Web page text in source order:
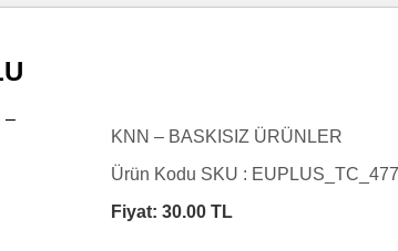
KNN – BASKISIZ ÜRÜNLER
Ürün Kodu SKU : EUPLUS_TC_477
Fiyat: 30.00 TL